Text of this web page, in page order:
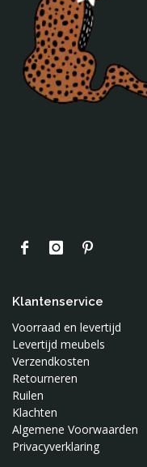
ABZ
Meyco
Mibo
Mimis Circus
Mundo Melocoton
OYOY
Present Time
Roomblush
Sebra
Silly U
Sophie de Giraf
Studio Snowpuppe
Klantenservice
Voorraad en levertijd
Levertijd meubels
Verzendkosten
Retourneren
Ruilen
Klachten
Algemene Voorwaarden
Privacyverklaring